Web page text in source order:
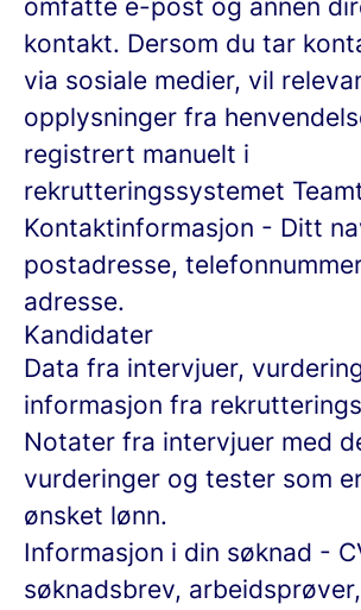
omfatte e-post og annen
kontakt. Dersom du tar
via sosiale medier, vil
opplysninger fra
registrert manuelt i
rekrutteringssystemet
Kontaktinformasjon - Ditt
postadresse,
adresse.
Kandidater
Data fra intervjuer,
informasjon fra
Notater fra intervjuer med
vurderinger og tester som
ønsket lønn.
Informasjon i din søknad -
søknadsbrev,